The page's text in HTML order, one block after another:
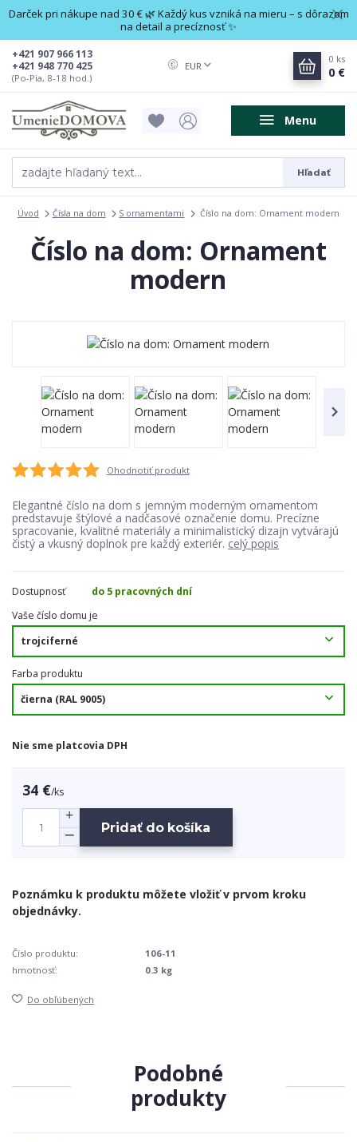
Darček pri nákupe nad 30 € 🌿 Každý kus vzniká na mieru – s dôrazom
na detail a precíznosť ✨
Menu
EUR
Hľadať
+421 948 770 425
+421 907 966 113
(Po-Pia, 8-18 hod.)
0 ks
0 €
Úvod Čísla na dom S ornamentami Číslo na dom: Ornament modern
Číslo na dom: Ornament
modern
Ohodnotiť produkt
Elegantné číslo na dom s jemným moderným ornamentom
predstavuje štýlové a nadčasové označenie domu. Precízne
spracovanie, kvalitné materiály a minimalistický dizajn vytvárajú
čistý a vkusný doplnok pre každý exteriér. celý popis
Dostupnosť
do 5 pracovných dní
Vaše číslo domu je
Farba produktu
Nie sme platcovia DPH
34 €/ks
Pridať do košíka
Číslo produktu:
106-11
hmotnosť:
0.3 kg
Do obľúbených
Podobné
produkty